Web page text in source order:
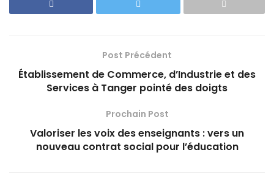
Post Précédent
Établissement de Commerce, d’Industrie et des
Services à Tanger pointé des doigts
Prochain Post
Valoriser les voix des enseignants : vers un
nouveau contrat social pour l’éducation